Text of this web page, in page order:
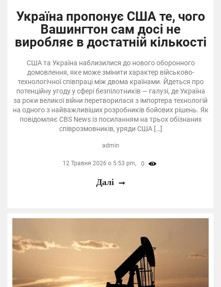
Україна пропонує США те, чого
Вашингтон сам досі не
виробляє в достатній кількості
США та Україна наблизилися до нового оборонного
домовлення, яке може змінити характер військово-
технологічної співпраці між двома країнами. Йдеться про
потенційну угоду у сфері безпілотників — галузі, де Україна
за роки великої війни перетворилася з імпортера технологій
на одного з найважливіших розробників бойових рішень. Як
повідомляє CBS News із посиланням на трьох обізнаних
співрозмовників, уряди США […]
admin
12 Травня 2026 о 5:53 pm, 0
Далі